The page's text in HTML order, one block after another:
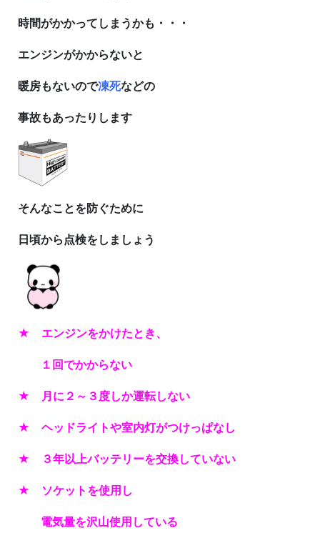
時間がかかってしまうかも・・・
エンジンがかからないと
暖房もないので凍死などの
事故もあったりします
そんなことを防ぐために
日頃から点検をしましょう
★ エンジンをかけたとき、
１回でかからない
★ 月に２～３度しか運転しない
★ ヘッドライトや室内灯がつけっぱなし
★ ３年以上バッテリーを交換していない
★ ソケットを使用し
電気量を沢山使用している